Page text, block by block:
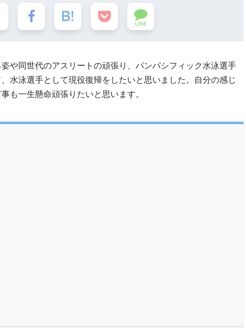
LINE
や同世代のアスリートの頑張り、パンパシフィック水泳選手
水泳選手として現役復帰をしたいと思いました。自分の感じ
も一生懸命頑張りたいと思います。